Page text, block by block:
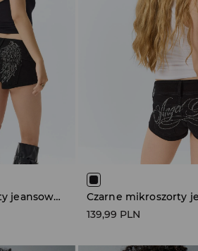
Czarne mikroszorty jeansowe z motywem skrzydeł
139,99 PLN